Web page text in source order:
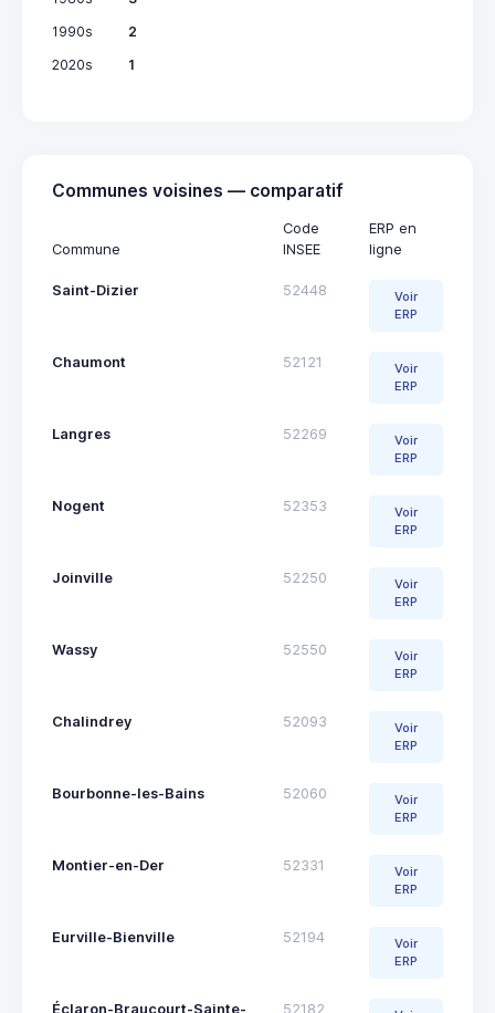
1990s
2
2020s
1
Communes voisines — comparatif
Commune
Code
INSEE
ERP en
ligne
Saint-Dizier 52448
Voir
ERP
Chaumont 52121
Voir
ERP
Langres 52269
Voir
ERP
Nogent 52353
Voir
ERP
Joinville 52250
Voir
ERP
Wassy 52550
Voir
ERP
Chalindrey 52093
Voir
ERP
Bourbonne-les-Bains 52060
Voir
ERP
Montier-en-Der 52331
Voir
ERP
Eurville-Bienville 52194
Voir
ERP
Éclaron-Braucourt-Sainte- 52182